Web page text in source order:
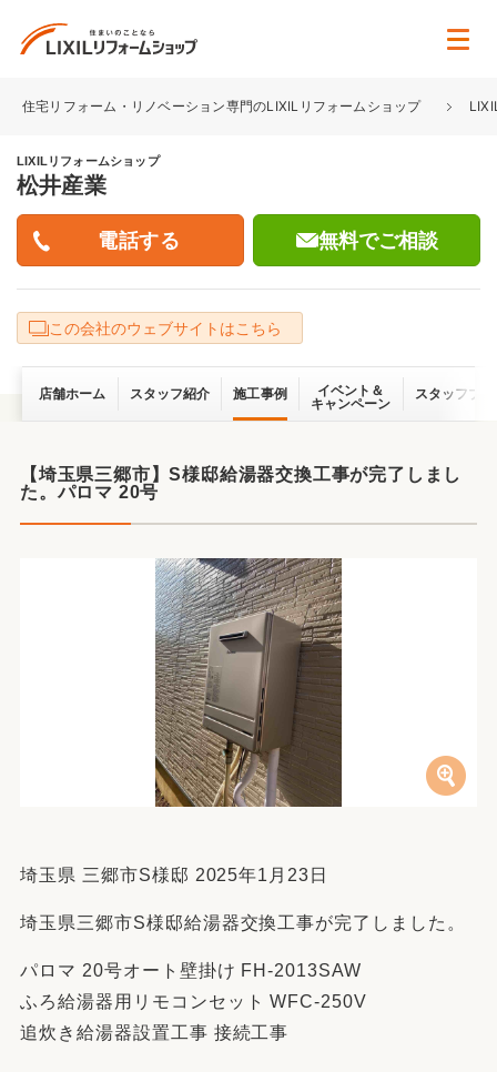
住宅リフォーム・リノベーション専門のLIXILリフォームショップ
LIXILリフォームショップ
松井産業
無料でご相談
この会社のウェブサイトはこちら
店舗ホーム スタッフ紹介 施工事例
イベント＆
キャンペーン
スタッフブ
【埼玉県三郷市】S様邸給湯器交換工事が完了しまし
た。パロマ 20号
埼玉県 三郷市S様邸 2025年1月23日
埼玉県三郷市S様邸給湯器交換工事が完了しました。
パロマ 20号オート壁掛け FH-2013SAW
ふろ給湯器用リモコンセット WFC-250V
追炊き給湯器設置工事 接続工事